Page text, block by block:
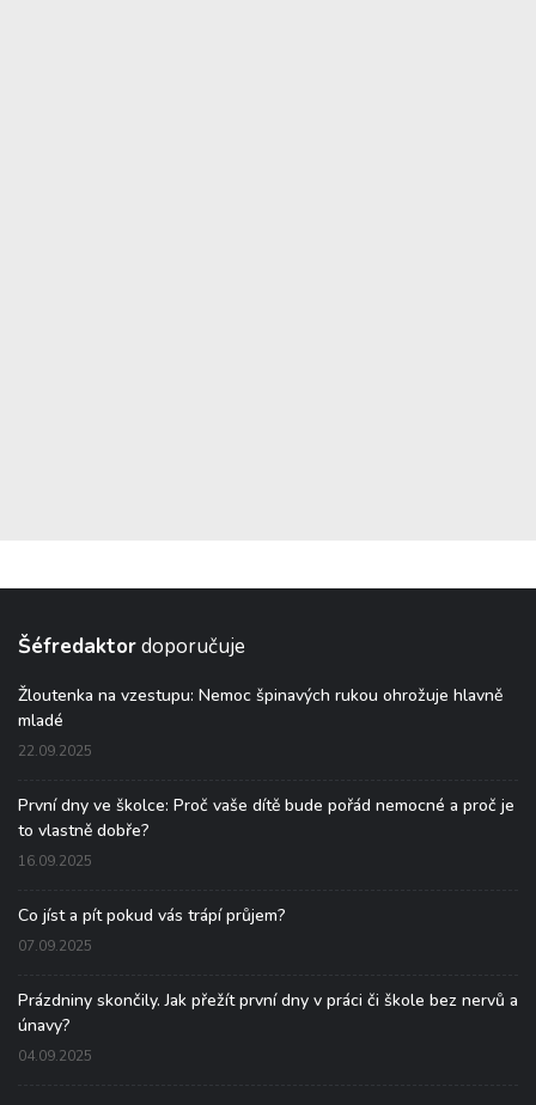
Šéfredaktordoporučuje
Žloutenka na vzestupu: Nemoc špinavých rukou ohrožuje hlavně
mladé
22.09.2025
První dny ve školce: Proč vaše dítě bude pořád nemocné a proč je
to vlastně dobře?
16.09.2025
Co jíst a pít pokud vás trápí průjem?
07.09.2025
Prázdniny skončily. Jak přežít první dny v práci či škole bez nervů a
únavy?
04.09.2025